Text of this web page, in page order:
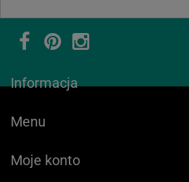
Informacja
Menu
Moje konto